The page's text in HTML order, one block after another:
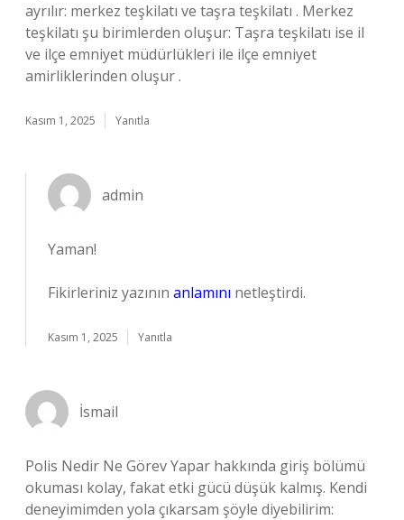
ayrılır: merkez teşkilatı ve taşra teşkilatı . Merkez
teşkilatı şu birimlerden oluşur: Taşra teşkilatı ise il
ve ilçe emniyet müdürlükleri ile ilçe emniyet
amirliklerinden oluşur .
Kasım 1, 2025 Yanıtla
admin
Yaman!
Fikirleriniz yazının anlamını netleştirdi.
Kasım 1, 2025 Yanıtla
İsmail
Polis Nedir Ne Görev Yapar hakkında giriş bölümü
okuması kolay, fakat etki gücü düşük kalmış. Kendi
deneyimimden yola çıkarsam şöyle diyebilirim: